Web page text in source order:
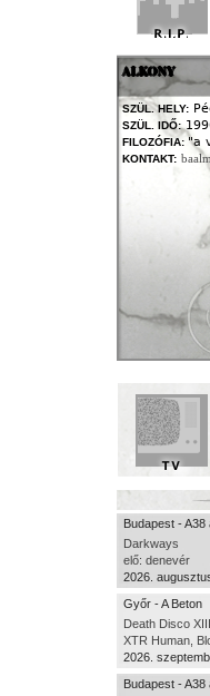
ALKONY
SZÜL. HELY:
SZÜL. IDŐ:
FILOZÓFIA: "a
KONTAKT:
Budapest - A38
Darkways
elő: denevér
2026.
Győr - A Beton
Death Disco XIII
XTR Human,
2026.
Budapest - A38